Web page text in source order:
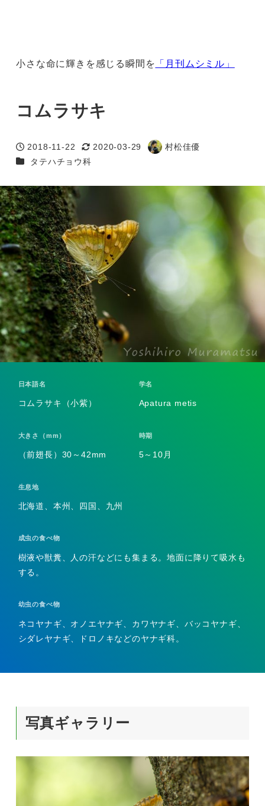
小さな命に輝きを感じる瞬間を 「月刊ムシミル」
コムラサキ
投稿日
2018-11-22
更新日
2020-03-29
著
村松佳優
カテゴリー
タテハチョウ科
日本語名
コムラサキ（小紫）
学名
Apatura metis
大きさ（mm）
（前翅長）30～42mm
時期
5～10月
生息地
北海道、本州、四国、九州
成虫の食べ物
樹液や獣糞、人の汗などにも集まる。地面に降りて吸水も
する。
幼虫の食べ物
ネコヤナギ、オノエヤナギ、カワヤナギ、バッコヤナギ、
シダレヤナギ、ドロノキなどのヤナギ科。
写真ギャラリー